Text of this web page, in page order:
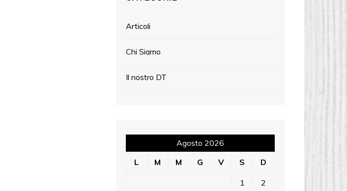
Articoli
Chi Siamo
Il nostro DT
Agosto 2026
L
M M G V S D
1 2